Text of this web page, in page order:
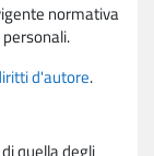
normativa
d'autore.
quella degli